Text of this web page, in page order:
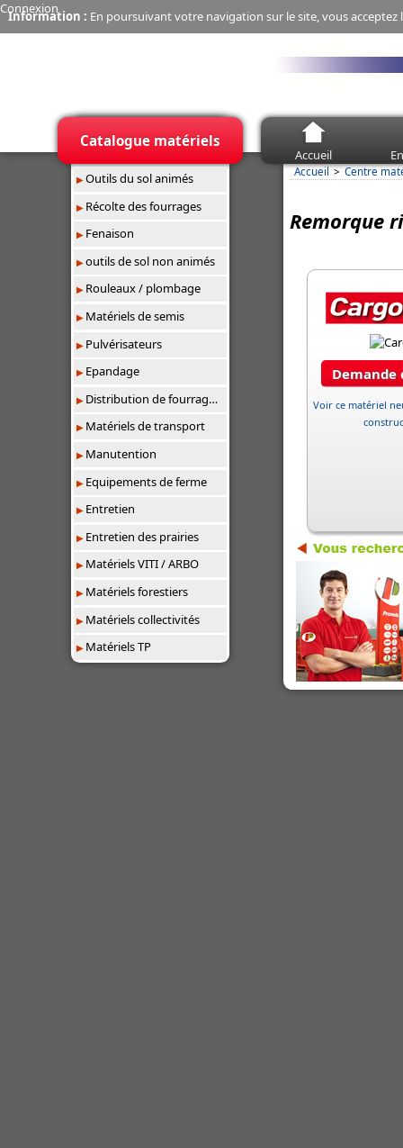
Information : En poursuivant votre navigation sur le site, vous
Connexion
Accueil
Catalogue matériels
Outils du sol animés
Récolte des fourrages
Fenaison
outils de sol non animés
Rouleaux / plombage
Matériels de semis
Pulvérisateurs
Epandage
Distribution de fourrages/paillage
Matériels de transport
Manutention
Equipements de ferme
Entretien
Entretien des prairies
Matériels VITI / ARBO
Matériels forestiers
Matériels collectivités
Matériels TP
Accueil Centre
Remorque
Demande
Voir ce matériel